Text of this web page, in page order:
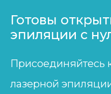
Готовы
эпиляции с
Присоединяйтесь
лазерной